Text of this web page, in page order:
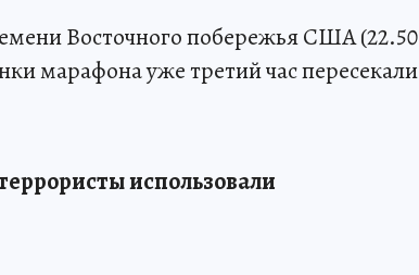
Восточного побережья США (22.50
марафона уже третий час пересекали
использовали